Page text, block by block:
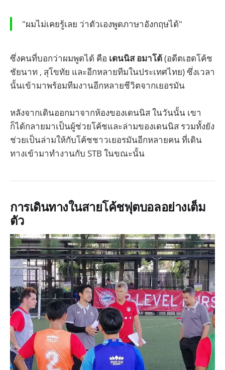
"ผมไม่เคยรู้เลย ว่าตัวเองพูดภาษาอังกฤษได้"
ซึ่งคนที่บอกว่าผมพูดได้ คือ เดนนิส อมาโต้(อดีตเฮดโค้ช
ชัยนาท , สุโขทัย และอีกหลายทีมในประเทศไทย) ซึ่งเวลา
นั้นเข้ามาพร้อมทีมงานอีกหลายชีวิตจากเยอรมัน
หลังจากเดินออกมาจากห้องของเดนนิส ในวันนั้น เขา
ก็ได้กลายมาเป็นผู้ช่วยโค้ชและล่ามของเดนนิส รวมทั้งยัง
ช่วยเป็นล่ามให้กับโค้ชชาวเยอรมันอีกหลายคน ที่เดิน
ทางเข้ามาทำงานกับ STB ในขณะนั้น
การเดินทางในสายโค้ชฟุตบอลอย่างเต็ม
ตัว